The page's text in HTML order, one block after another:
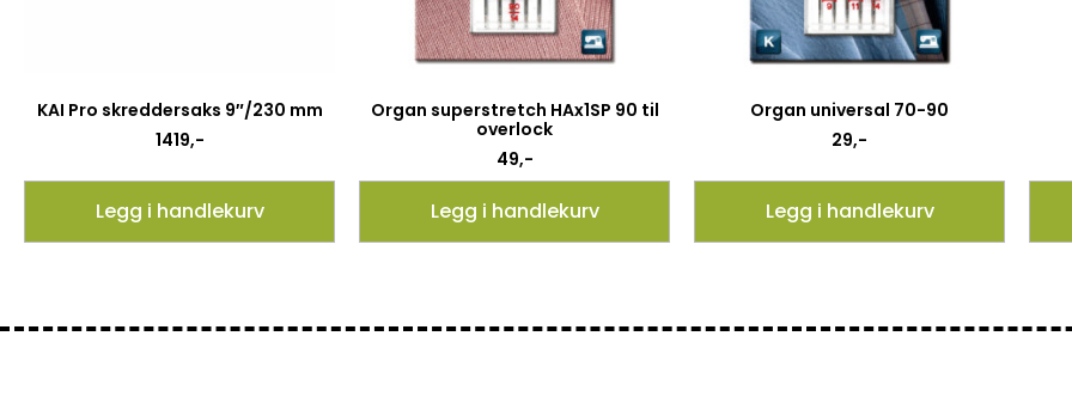
KAI Pro skreddersaks 9″/230 mm
1419,-
Legg i handlekurv
Organ superstretch HAx1SP 90 til
overlock
49,-
Legg i handlekurv
Organ universal 70-90
29,-
Legg i handlekurv